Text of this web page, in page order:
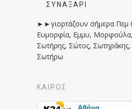
ΣΥΝΑΞΆΡΙ
►►γιορτάζουν σήμερα Πεμ
Ευμορφία, Εμμυ,
Σωτήρης, Σώτος, Σωτηράκης,
Σωτήρω
ΚΑΙΡΟΣ